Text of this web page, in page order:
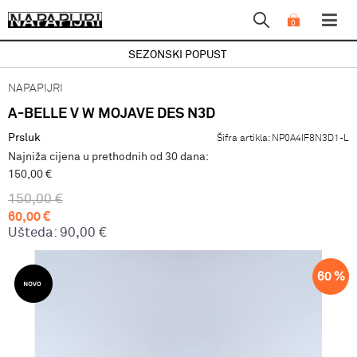
0
SEZONSKI POPUST
NAPAPIJRI
A-BELLE V W MOJAVE DES N3D
Prsluk Šifra artikla: NP0A4IF8N3D1-L
Najniža cijena u prethodnih od 30 dana:
150,00 €
150,00 €
60,00€
Ušteda: 90,00 €
60 %